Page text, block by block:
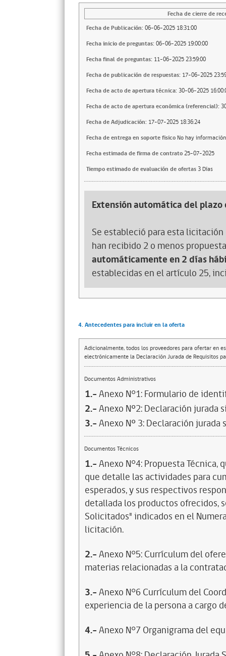
Fecha de cierre de
Fecha de Publicación: 06-06-2025 18:31:00
Fecha inicio de preguntas: 06-06-2025 19:00:00
Fecha final de preguntas: 11-06-2025 23:59:00
Fecha de publicación de respuestas: 17-06-2025
Fecha de acto de apertura técnica: 30-06-2025
Fecha de acto de apertura económica (referencial):
Fecha de Adjudicación: 17-07-2025 18:36:24
Fecha de entrega en soporte fisicoNo hay información
Fecha estimada de firma de contrato25-07-2025
Tiempo estimado de evaluación de ofertas 3 Días
Extensión automática del plazo
Se estableció para esta
han recibido 2 o menos
automáticamente en 2 días
establecidas en el artículo 25,
4. Antecedentes para incluir en la oferta
Adicionalmente, todos los proveedores para ofertar en
electrónicamente la Declaración Jurada de Requisitos
Documentos Administrativos
1.-Anexo N°1: Formulario de
2.-Anexo Nº2: Declaración jurada
3.-Anexo Nº 3: Declaración
Documentos Técnicos
1.-Anexo N°4: Propuesta
que detalle las actividades para
esperados, y sus respectivos
detallada los productos ofrecidos,
Solicitados" indicados en el
licitación.
2.-Anexo N°5: Currículum del
materias relacionadas a la
3.-Anexo N°6 Currículum del
experiencia de la persona a cargo
4.-Anexo N°7 Organigrama del